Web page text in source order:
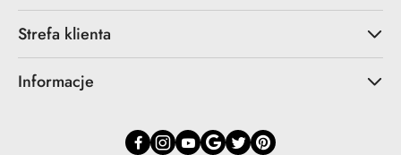
Strefa klienta
Informacje